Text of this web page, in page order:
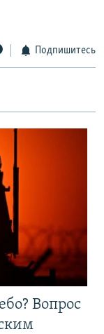
Подпишитесь
Вопрос